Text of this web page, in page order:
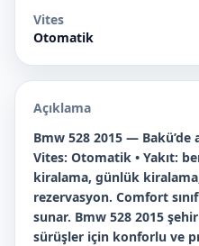
Vites
Otomatik
Açıklama
Bmw 528 2015 —
Vites: Otomatik • Yakıt:
kiralama, günlük
rezervasyon. Comfort
sunar. Bmw 528 2015
sürüşler için konforlu ve